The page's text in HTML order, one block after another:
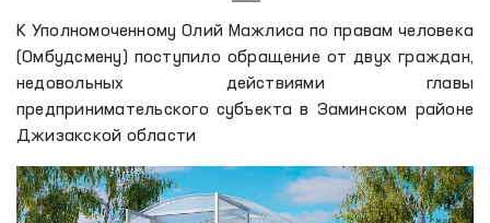
К Уполномоченному Олий Мажлиса по правам человека
(Омбудсмену) поступило обращение от двух граждан,
недовольных действиями главы
предпринимательского субъекта в Заминском районе
Джизакской области